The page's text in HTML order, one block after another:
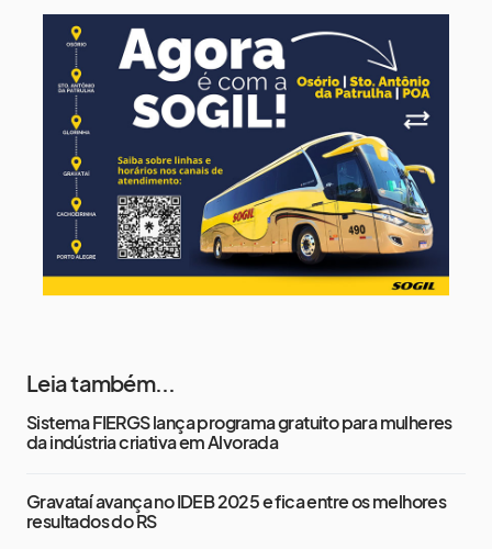
Quinta-Feira 16° 13°
14 de agosto
Sexta-Feira 18° 14°
15 de agosto
Sábado 21° 16°
Leia também...
Sistema FIERGS lança programa gratuito para mulheres
da indústria criativa em Alvorada
Gravataí avança no IDEB 2025 e fica entre os melhores
resultados do RS